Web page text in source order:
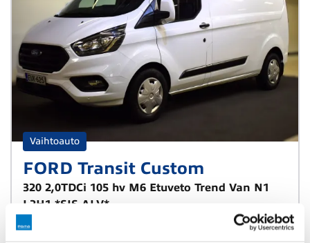
Vaihtoauto
FORD Transit Custom
320 2,0TDCi 105 hv M6 Etuveto Trend Van N1
L2H1 *SIS ALV*
Etuveto
Kuusamo